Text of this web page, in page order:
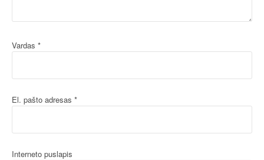
Vardas *
El. pašto adresas *
Interneto puslapis